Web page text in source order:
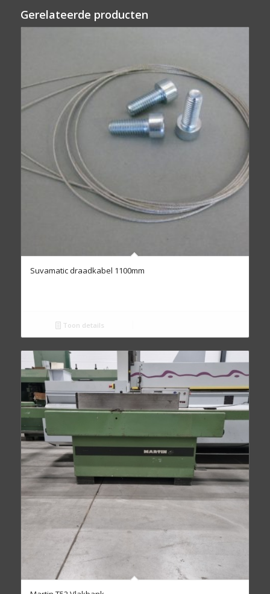
Gerelateerde producten
Suvamatic draadkabel 1100mm
Toon details